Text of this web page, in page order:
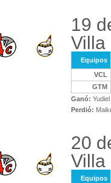
19
Villa
Equipos
VCL
GTM
Ganó:
Perdió:
20
Villa
Equipos